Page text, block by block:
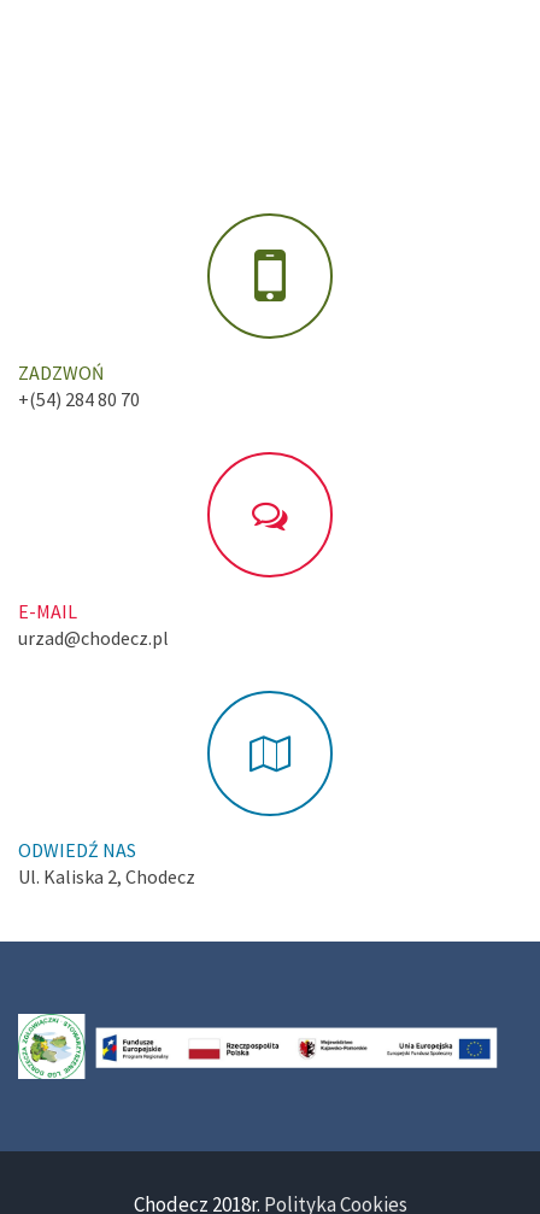
ZADZWOŃ
+(54) 284 80 70
E-MAIL
urzad@chodecz.pl
ODWIEDŹ NAS
Ul. Kaliska 2, Chodecz
Chodecz 2018r. Polityka Cookies